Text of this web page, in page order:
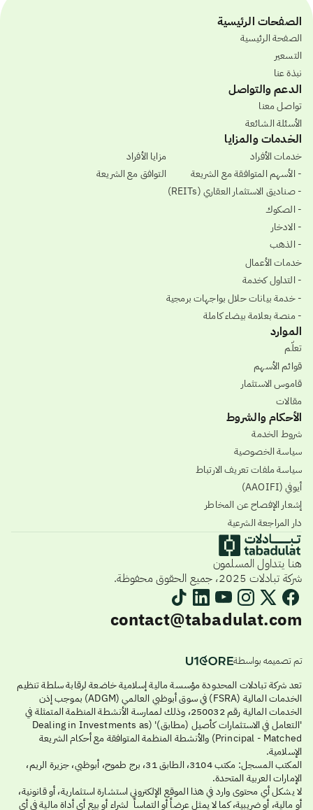
الصفحات الرئيسية
الصفحة الرئيسية
التسعير
نبذة عنا
الدعم والتواصل
تواصل معنا
الأسئلة الشائعة
الخدمات والمزايا
خدمات الأفراد
- الأسهم المتوافقة مع الشريعة
- صناديق الاستثمار العقاري (REITs)
- الصكوك
- الادخار
- الذهب
خدمات الأعمال
- التداول كخدمة
- خدمة بيانات حلال بواجهات برمجية
- منصة بعلامة بيضاء كاملة
مزايا الأفراد
التوافق مع الشريعة
الموارد
تعلّم
قوائم الأسهم
قاموس الاستثمار
مقالات
الأحكام والشروط
شروط الخدمة
سياسة الخصوصية
سياسة ملفات تعريف الارتباط
أيوفي (AAOIFI)
إشعار الإفصاح عن المخاطر
دار المراجعة الشرعية
هنا يتداول المسلمون
شركة تبادلات 2025، جميع الحقوق محفوظة.
contact@tabadulat.com
تم تصميمه بواسطة
تعد شركة تبادلات المحدودة مؤسسة مالية إسلامية خاضعة لرقابة سلطة تنظيم
الخدمات المالية (FSRA) في سوق أبوظبي العالمي (ADGM) بموجب إذن
الخدمات المالية رقم 250032، وذلك لممارسة الأنشطة المنظمة المتمثلة في
'التعامل في الاستثمارات كأصيل (مطابق)' (Dealing in Investments as
Principal - Matched) والأنشطة المنظمة المتوافقة مع أحكام الشريعة
الإسلامية.
المكتب المسجل: مكتب 3104، الطابق 31، برج طموح، أبوظبي، جزيرة الريم،
الإمارات العربية المتحدة.
لا يشكل أي محتوى وارد في هذا الموقع الإلكتروني استشارة استثمارية، أو قانونية،
أو مالية، أو ضريبية، كما لا يمثل عرضاً أو التماساً لشراء أو بيع أي أداة مالية في أي